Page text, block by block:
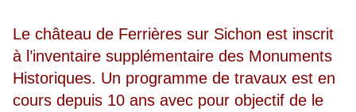
Le château de Ferrières sur Sichon est inscrit
à l’inventaire supplémentaire des Monuments
Historiques. Un programme de travaux est en
cours depuis 10 ans avec pour objectif de le